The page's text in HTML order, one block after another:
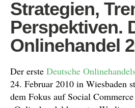
Strategien,
Perspektiven.
Onlinehandel
Der erste Deutsche
24. Februar 2010 in Wiesbaden
dem Fokus auf Social